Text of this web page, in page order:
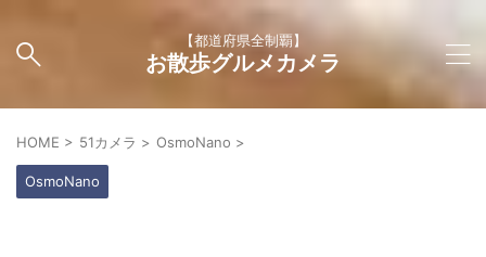
【都道府県全制覇】
お散歩グルメカメラ
HOME > 51カメラ > OsmoNano >
OsmoNano